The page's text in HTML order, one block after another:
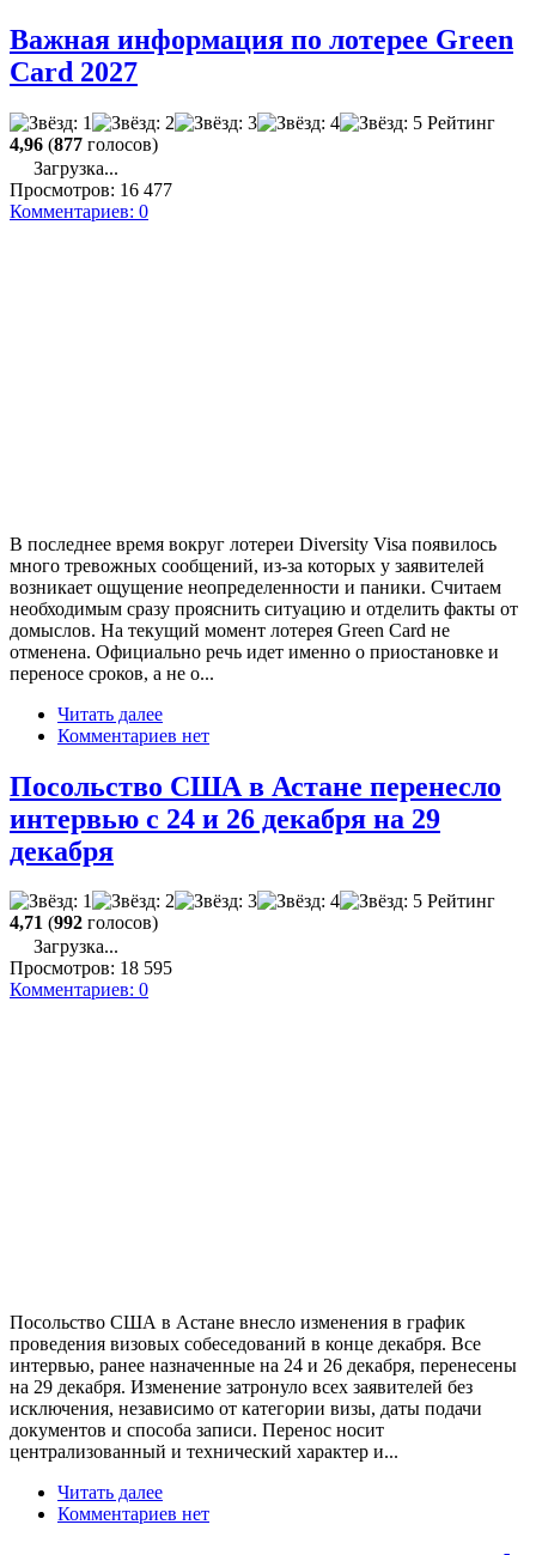
Важная информация по лотерее Green
Card 2027
Рейтинг
4,96 (877 голосов)
Загрузка...
Просмотров: 16 477
Комментариев: 0
В последнее время вокруг лотереи Diversity Visa появилось
много тревожных сообщений, из-за которых у заявителей
возникает ощущение неопределенности и паники. Считаем
необходимым сразу прояснить ситуацию и отделить факты от
домыслов. На текущий момент лотерея Green Card не
отменена. Официально речь идет именно о приостановке и
переносе сроков, а не о...
Читать далее
Комментариев нет
Посольство США в Астане перенесло
интервью с 24 и 26 декабря на 29
декабря
Рейтинг
4,71 (992 голосов)
Загрузка...
Просмотров: 18 595
Комментариев: 0
Посольство США в Астане внесло изменения в график
проведения визовых собеседований в конце декабря. Все
интервью, ранее назначенные на 24 и 26 декабря, перенесены
на 29 декабря. Изменение затронуло всех заявителей без
исключения, независимо от категории визы, даты подачи
документов и способа записи. Перенос носит
централизованный и технический характер и...
Читать далее
Комментариев нет